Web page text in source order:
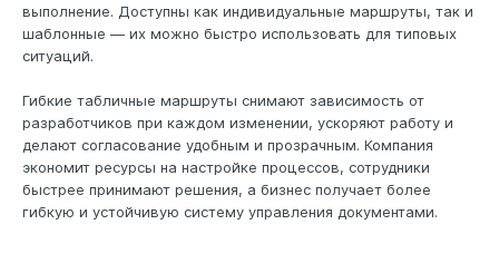
выполнение. Доступны как индивидуальные маршруты, так и
шаблонные — их можно быстро использовать для типовых
ситуаций.
Гибкие табличные маршруты снимают зависимость от
разработчиков при каждом изменении, ускоряют работу и
делают согласование удобным и прозрачным. Компания
экономит ресурсы на настройке процессов, сотрудники
быстрее принимают решения, а бизнес получает более
гибкую и устойчивую систему управления документами.